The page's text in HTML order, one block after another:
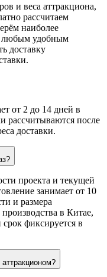
и веса аттракциона,
рассчитаем
наиболее
любым удобным
доставку
от 2 до 14 дней в
рассчитываются после
доставки.
проекта и текущей
занимает от 10
и размера
в Китае,
фиксируется в